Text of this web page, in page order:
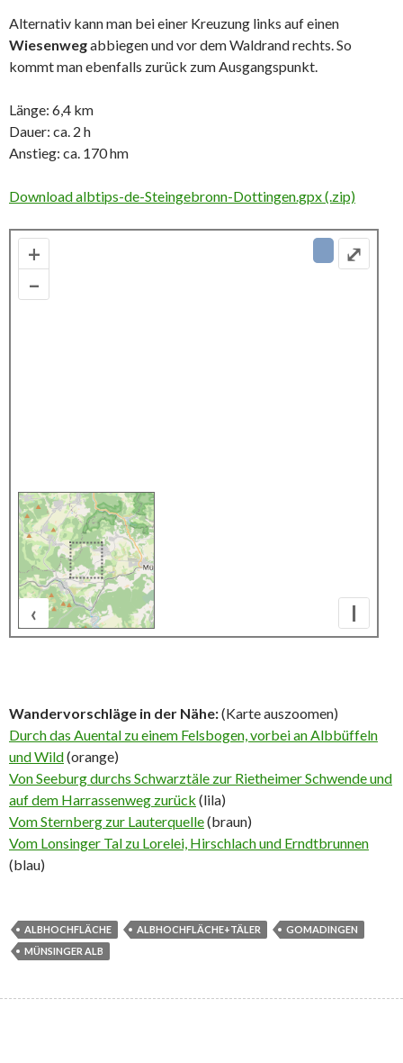
Alternativ kann man bei einer Kreuzung links auf einen
Wiesenwegabbiegen und vor dem Waldrand rechts. So
kommt man ebenfalls zurück zum Ausgangspunkt.
Länge: 6,4 km
Dauer: ca. 2 h
Anstieg: ca. 170 hm
Download albtips-de-Steingebronn-Dottingen.gpx (.zip)
+
–
I
500 m
‹
⤢
Wandervorschläge in der Nähe:(Karte auszoomen)
Durch das Auental zu einem Felsbogen, vorbei an Albbüffeln
und Wild(orange)
Von Seeburg durchs Schwarztäle zur Rietheimer Schwende und
auf dem Harrassenweg zurück (lila)
Vom Sternberg zur Lauterquelle(braun)
Vom Lonsinger Tal zu Lorelei, Hirschlach und Erndtbrunnen
(blau)
ALBHOCHFLÄCHE ALBHOCHFLÄCHE+TÄLER
GOMADINGEN
MÜNSINGER ALB